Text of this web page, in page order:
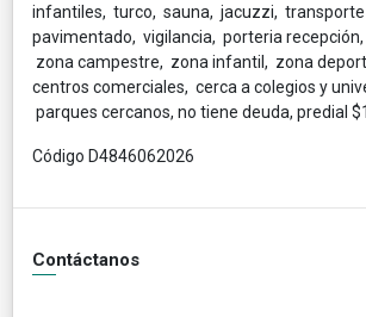
infantiles, turco, sauna, jacuzzi, transporte
pavimentado, vigilancia, porteria
zona campestre, zona infantil, zona
centros comerciales, cerca a colegios y
parques cercanos, no tiene deuda, predial
Código D4846062026
Contáctanos